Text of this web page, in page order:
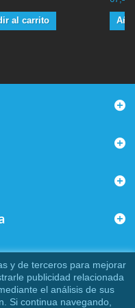
al carrito
y de terceros para mejorar
publicidad relacionada
el análisis de sus
Si continua navegando,